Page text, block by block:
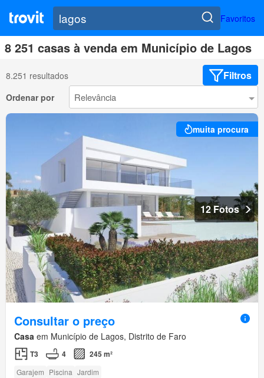
Favoritos
8 251 casas à venda em Município de Lagos
8.251 resultados Filtros
Ordenar por
muita procura
12 Fotos
Consultar o preço
Casa em Município de Lagos, Distrito de Faro
T3 4 245 m²
Garajem Piscina Jardim